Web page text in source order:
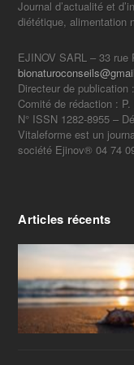
Journal d’actualité et
diététique, alimentation
EJINOV SARL – 33
Directeur de publication
Comité de rédaction :
N° ISSN 1282-8955 –
Vitaleforme est un
société Ejinov® 04 74
Articles récents